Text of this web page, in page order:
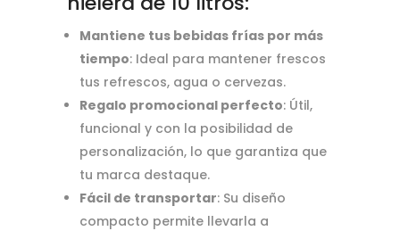
Mantiene tus bebidas frías por más
tiempo: Ideal para mantener frescos
tus refrescos, agua o cervezas.
Regalo promocional perfecto: Útil,
funcional y con la posibilidad de
personalización, lo que garantiza que
tu marca destaque.
Fácil de transportar: Su diseño
compacto permite llevarla a